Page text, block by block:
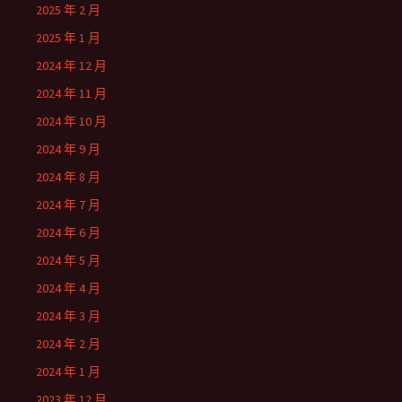
2025 年 2 月
2025 年 1 月
2024 年 12 月
2024 年 11 月
2024 年 10 月
2024 年 9 月
2024 年 8 月
2024 年 7 月
2024 年 6 月
2024 年 5 月
2024 年 4 月
2024 年 3 月
2024 年 2 月
2024 年 1 月